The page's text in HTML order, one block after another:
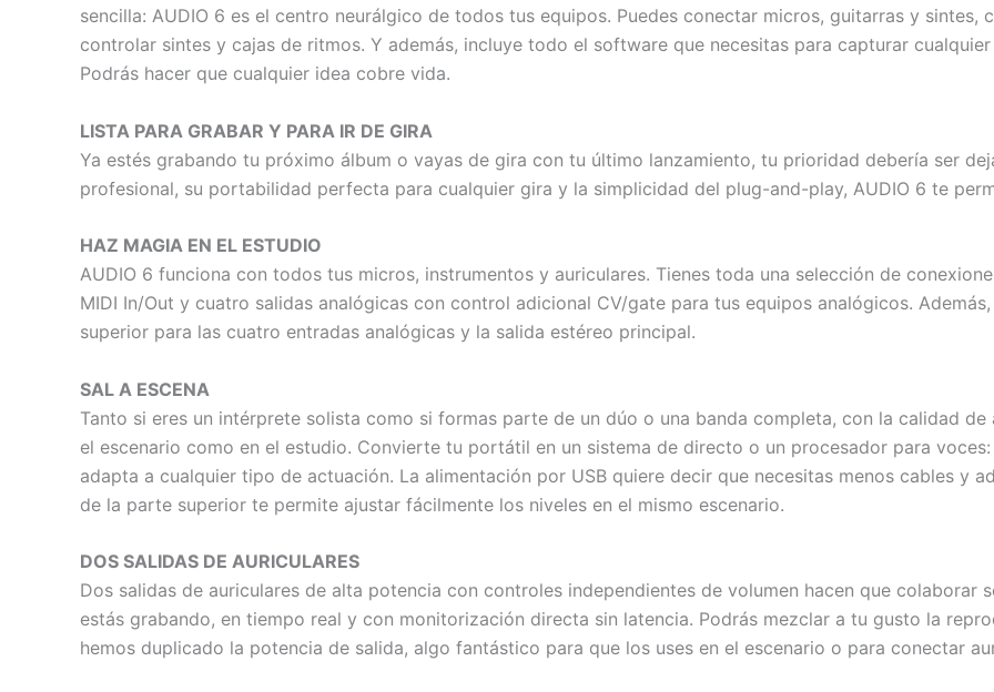
sencilla: AUDIO 6 es el centro neurálgico de todos tus equipos. Puedes conectar micros, guitarras y
controlar sintes y cajas de ritmos. Y además, incluye todo el software que necesitas para capturar
Podrás hacer que cualquier idea cobre vida.
LISTA PARA GRABAR Y PARA IR DE GIRA
Ya estés grabando tu próximo álbum o vayas de gira con tu último lanzamiento, tu prioridad debería ser
profesional, su portabilidad perfecta para cualquier gira y la simplicidad del plug-and-play, AUDIO 6 te
HAZ MAGIA EN EL ESTUDIO
AUDIO 6 funciona con todos tus micros, instrumentos y auriculares. Tienes toda una selección de
MIDI In/Out y cuatro salidas analógicas con control adicional CV/gate para tus equipos analógicos.
superior para las cuatro entradas analógicas y la salida estéreo principal.
SAL A ESCENA
Tanto si eres un intérprete solista como si formas parte de un dúo o una banda completa, con la calidad
el escenario como en el estudio. Convierte tu portátil en un sistema de directo o un procesador para
adapta a cualquier tipo de actuación. La alimentación por USB quiere decir que necesitas menos cables y
de la parte superior te permite ajustar fácilmente los niveles en el mismo escenario.
DOS SALIDAS DE AURICULARES
Dos salidas de auriculares de alta potencia con controles independientes de volumen hacen que colaborar
estás grabando, en tiempo real y con monitorización directa sin latencia. Podrás mezclar a tu gusto la
hemos duplicado la potencia de salida, algo fantástico para que los uses en el escenario o para conectar